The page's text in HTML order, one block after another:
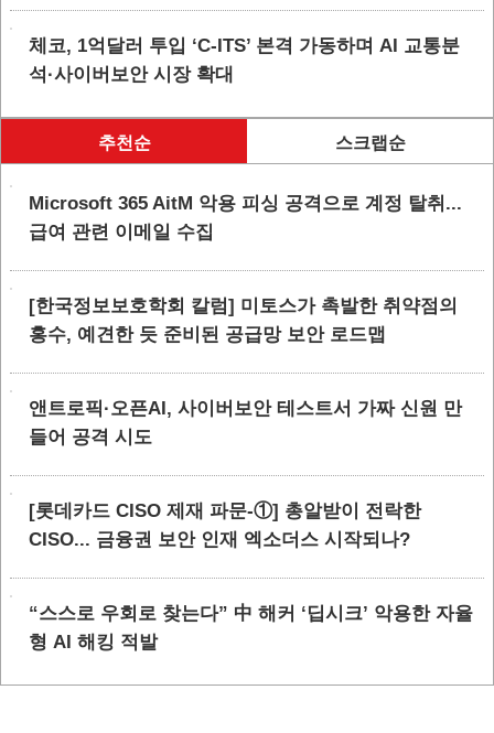
체코, 1억달러 투입 ‘C-ITS’ 본격 가동하며 AI 교통분
석·사이버보안 시장 확대
추천순 스크랩순
Microsoft 365 AitM 악용 피싱 공격으로 계정 탈취...
급여 관련 이메일 수집
[한국정보보호학회 칼럼] 미토스가 촉발한 취약점의
홍수, 예견한 듯 준비된 공급망 보안 로드맵
앤트로픽·오픈AI, 사이버보안 테스트서 가짜 신원 만
들어 공격 시도
[롯데카드 CISO 제재 파문-①] 총알받이 전락한
CISO... 금융권 보안 인재 엑소더스 시작되나?
“스스로 우회로 찾는다” 中 해커 ‘딥시크’ 악용한 자율
형 AI 해킹 적발